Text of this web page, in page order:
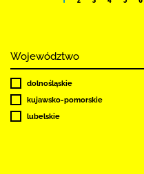
Województwo
dolnośląskie
kujawsko-pomorskie
lubelskie